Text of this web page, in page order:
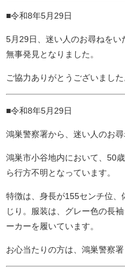
■令和8年5月29日
5月29日、迷い人のお尋ねを
無事発見となりました。
ご協力ありがとうございました
■令和8年5月29日
鴻巣警察署から、迷い人のお尋
鴻巣市小谷地内において、50
ら行方不明となっています。
特徴は、身長が155センチ位
じり。服装は、グレー色の長
ーカーを履いています。
お心当たりの方は、鴻巣警察署